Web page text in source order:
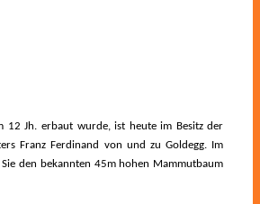
12 Jh. erbaut wurde, ist heute im Besitz der
Franz Ferdinand von und zu Goldegg. Im
den bekannten 45m hohen Mammutbaum